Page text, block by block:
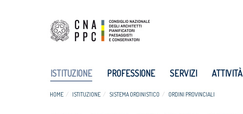
ISTITUZIONE PROFESSIONE SERVIZI ATTIVITÀ
HOME ISTITUZIONE SISTEMA ORDINISTICO ORDINI PROVINCIALI